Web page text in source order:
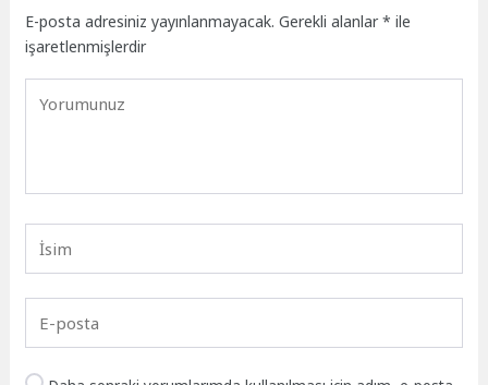
E-posta adresiniz yayınlanmayacak. Gerekli alanlar* ile
işaretlenmişlerdir